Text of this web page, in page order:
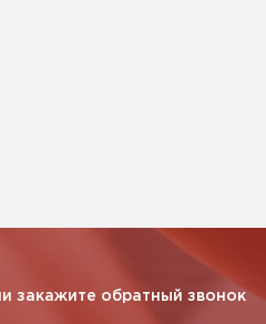
закажите обратный звонок